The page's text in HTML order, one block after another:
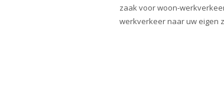
zaak voor woon-
werkverkeer naar uw eigen